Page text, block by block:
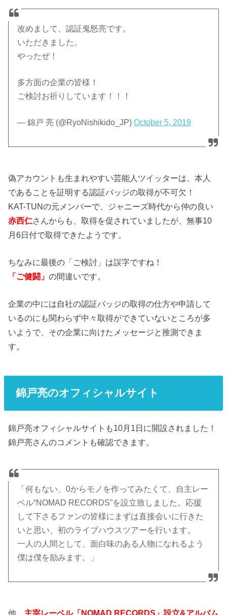
改めまして、認証鬼怒亮です。
いただきました。
やったぜ！
多方面の企業の皆様！
ご検討お祈りしています！！！
— 錦戸 亮 (@RyoNishikido_JP)October 5, 2019
偽アカウントも生まれやすい芸能人ツイッターは、本人
であることを証明する認証バッジの取得が不可欠！
KAT-TUNの元メンバーで、ジャニーズ時代から仲の良い
赤西仁さんからも、取得を促されていましたが、無事10
月6日付で取得できたようです。
ちなみに最後の「ご検討」は誤字ですね！
「ご健闘」の間違いです。
企業の中には自社の認証バッジの取得の仕方や申請して
いるのにも関わらず中々取得ができていないところが多
いようで、その企業に向けたメッセージと推測できま
す。
錦戸亮のオフィシャルサイト
錦戸亮オフィシャルサイトも10月1日に開設されました！
錦戸亮さんのコメントも確認できます。
「何もない、0からモノを作ってみたくて、自主レー
ベル“NOMAD RECORDS”を設立致しました。応援
して下さるファンの皆様にまずは直接会いに行きた
いと思い、初のライブハウスツアーを行います。
一人の人間として、面白味のある人物になれるよう
僕は僕を励みます。」
他、 主宰レーベル「NOMAD RECORDS」設立&アルバム